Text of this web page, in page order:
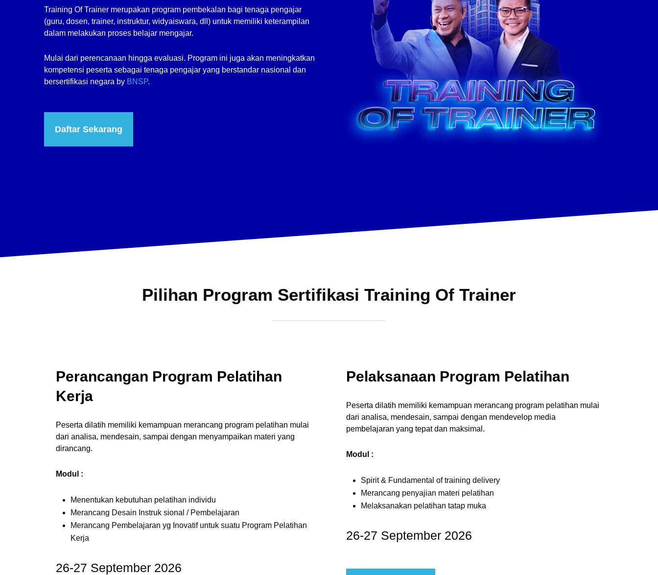
Training Of Trainer merupakan program pembekalan bagi tenaga pengajar
(guru, dosen, trainer, instruktur, widyaiswara, dll) untuk memiliki keterampilan
dalam melakukan proses belajar mengajar.
Mulai dari perencanaan hingga evaluasi. Program ini juga akan meningkatkan
kompetensi peserta sebagai tenaga pengajar yang berstandar nasional dan
bersertifikasi negara by BNSP.
Daftar Sekarang
Pilihan Program Sertifikasi Training Of Trainer
Perancangan Program Pelatihan
Kerja
Peserta dilatih memiliki kemampuan merancang program pelatihan mulai
dari analisa, mendesain, sampai dengan menyampaikan materi yang
dirancang.
Modul :
Menentukan kebutuhan pelatihan individu
Merancang Desain Instruk sional / Pembelajaran
Merancang Pembelajaran yg Inovatif untuk suatu Program Pelatihan
Kerja
26-27 September 2026
Pelaksanaan Program Pelatihan
Peserta dilatih memiliki kemampuan merancang program pelatihan mulai
dari analisa, mendesain, sampai dengan mendevelop media
pembelajaran yang tepat dan maksimal.
Modul :
Spirit & Fundamental of training delivery
Merancang penyajian materi pelatihan
Melaksanakan pelatihan tatap muka
26-27 September 2026